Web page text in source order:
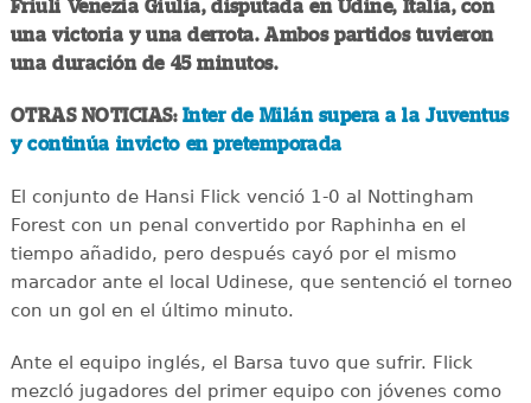
Friuli Venezia Giulia, disputada en Údine, Italia, con
una victoria y una derrota. Ambos partidos tuvieron
una duración de 45 minutos.
OTRAS NOTICIAS: Inter de Milán supera a la Juventus
y continúa invicto en pretemporada
El conjunto de Hansi Flick venció 1-0 al Nottingham
Forest con un penal convertido por Raphinha en el
tiempo añadido, pero después cayó por el mismo
marcador ante el local Udinese, que sentenció el torneo
con un gol en el último minuto.
Ante el equipo inglés, el Barsa tuvo que sufrir. Flick
mezcló jugadores del primer equipo con jóvenes como